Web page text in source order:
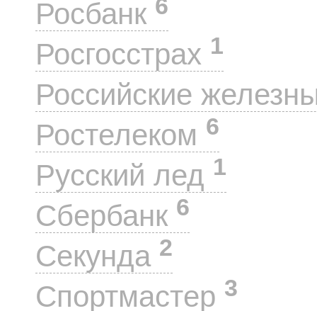
Росбанк 6
Росгосстрах 1
Российские
Ростелеком 6
Русский лед 1
Сбербанк 6
Секунда 2
Спортмастер 3